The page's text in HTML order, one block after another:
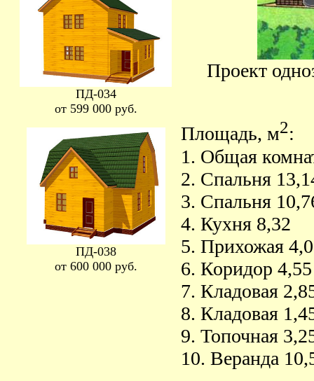
ПД-034
от 599 000 руб.
ПД-038
от 600 000 руб.
Проект
Площадь, м2:
1. Общая
2. Спальня
3. Спальня
4. Кухня 8,32
5. Прихожая
6. Коридор 4,55
7. Кладовая
8. Кладовая
9. Топочная
10. Веранда